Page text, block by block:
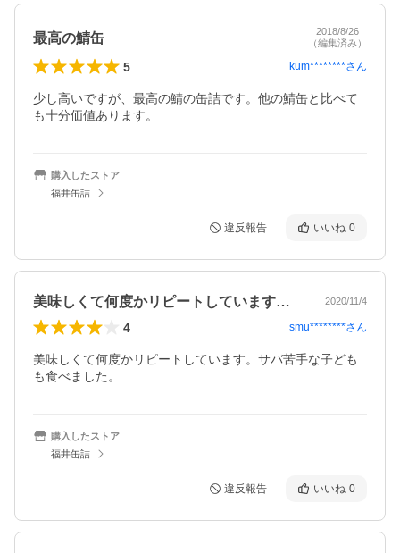
最高の鯖缶
2018/8/26
（編集済み）
5 kum********さん
少し高いですが、最高の鯖の缶詰です。他の鯖缶と比べて
も十分価値あります。
購入したストア
福井缶詰
違反報告 いいね 0
美味しくて何度かリピートしています。サ… 2020/11/4
4 smu********さん
美味しくて何度かリピートしています。サバ苦手な子ども
も食べました。
購入したストア
福井缶詰
違反報告 いいね 0